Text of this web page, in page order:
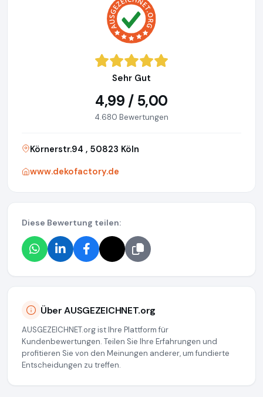
Sehr Gut
4,99 / 5,00
4.680 Bewertungen
Körnerstr.94 , 50823 Köln
www.dekofactory.de
Diese Bewertung teilen:
Über AUSGEZEICHNET.org
AUSGEZEICHNET.org ist Ihre Plattform für
Kundenbewertungen. Teilen Sie Ihre Erfahrungen und
profitieren Sie von den Meinungen anderer, um fundierte
Entscheidungen zu treffen.